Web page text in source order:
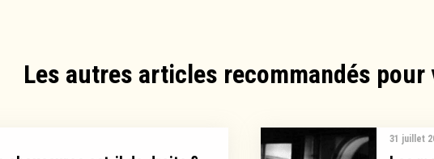
Les autres articles recommandés pour
31 juillet